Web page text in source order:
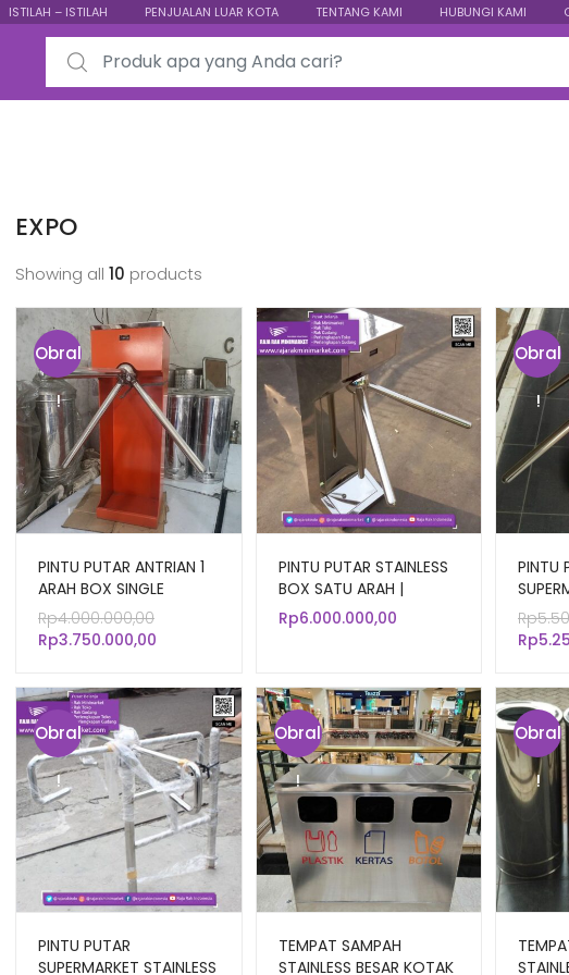
ISTILAH – ISTILAH PENJUALAN LUAR KOTA TENTANG KAMI HUBUNGI KAMI
Search for:
EXPO
Showing all 10 products
Obral
!
PINTU PUTAR ANTRIAN 1
ARAH BOX SINGLE
DENGAN COUNTER
Rp4.000.000,00
Rp3.750.000,00
adalah:
Rp3.750.000,00.
PINTU PUTAR STAINLESS
BOX SATU ARAH |
TRIPOD TURNSTILE
SINGLE
Rp6.000.000,00
Obral
!
PINTU
Rp
Rp
Obral
!
PINTU PUTAR
SUPERMARKET STAINLESS
Obral
!
TEMPAT SAMPAH
STAINLESS BESAR KOTAK
Obral
!